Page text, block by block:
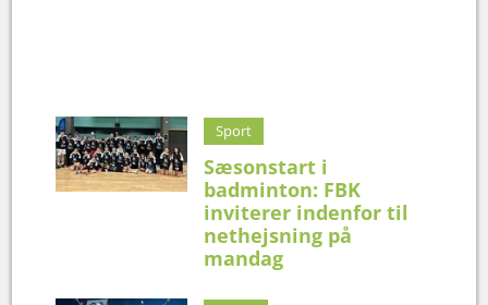
Sport
Sæsonstart i
badminton: FBK
inviterer indenfor til
nethejsning på
mandag